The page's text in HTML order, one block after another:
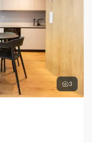
3